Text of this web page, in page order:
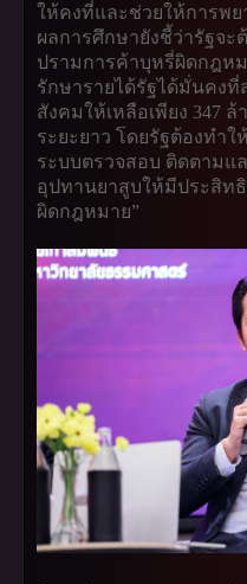
ให้คงที่และช่วยให้การพ
ผลการศึกษายังชี้ว่ารัฐจะ
ปรามการค้าบุหรี่ผิดกฎห
รักษารายได้รัฐได้มั่นคง
สังคมให้เหลือเพียง 347
ระยะยาว โดยรัฐต้องทำใ
ระบบตรวจสอบ ติดตามแ
อุปทานยาสูบให้มีประสิท
ผิดกฎหมาย”